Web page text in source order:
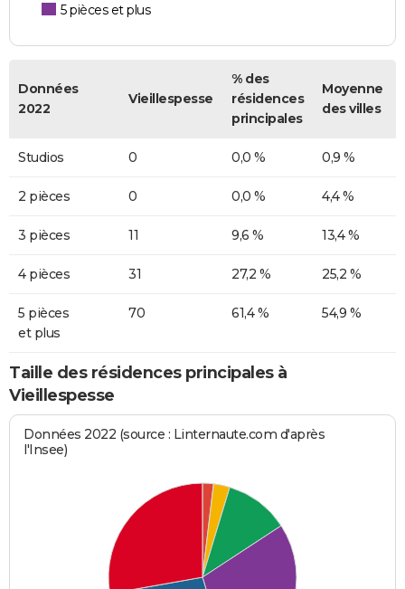
5 pièces et plus
Données
2022
Vieillespesse
% des
résidences
principales
Moyenne
des villes
Studios 0 0,0 % 0,9 %
2 pièces 0 0,0 % 4,4 %
3 pièces 11 9,6 % 13,4 %
4 pièces 31 27,2 % 25,2 %
5 pièces
et plus
70 61,4 % 54,9 %
Taille des résidences principales à
Vieillespesse
Données 2022 (source : Linternaute.com d'après
l'Insee)